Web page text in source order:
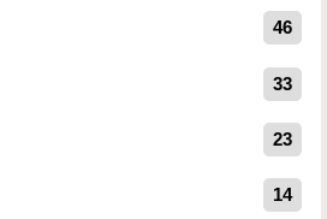
46
33
23
14